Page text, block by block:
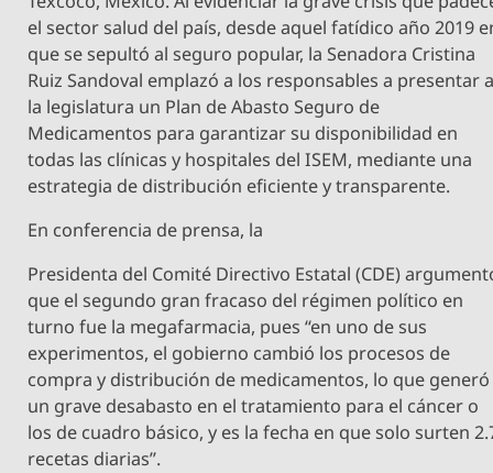
el sector salud del país, desde aquel fatídico año 2019
que se sepultó al seguro popular, la Senadora Cristina
Ruiz Sandoval emplazó a los responsables a presentar
la legislatura un Plan de Abasto Seguro de
Medicamentos para garantizar su disponibilidad en
todas las clínicas y hospitales del ISEM, mediante una
estrategia de distribución eficiente y transparente.
En conferencia de prensa, la
Presidenta del Comité Directivo Estatal (CDE)
que el segundo gran fracaso del régimen político en
turno fue la megafarmacia, pues “en uno de sus
experimentos, el gobierno cambió los procesos de
compra y distribución de medicamentos, lo que generó
un grave desabasto en el tratamiento para el cáncer o
los de cuadro básico, y es la fecha en que solo surten
recetas diarias”.